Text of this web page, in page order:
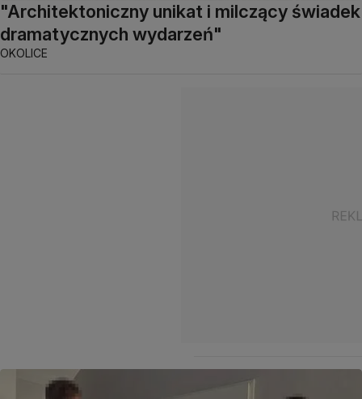
"Architektoniczny unikat i milczący świadek
dramatycznych wydarzeń"
OKOLICE